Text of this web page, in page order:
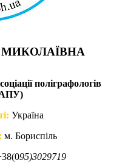
МИКОЛАЇВНА
поліграфологів
Україна
м. Бориспіль
95)3029719